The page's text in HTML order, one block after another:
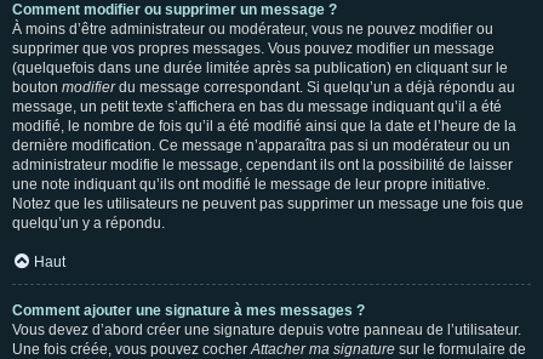
Comment modifier ou supprimer un message ?
À moins d’être administrateur ou modérateur, vous ne pouvez modifier ou
supprimer que vos propres messages. Vous pouvez modifier un message
(quelquefois dans une durée limitée après sa publication) en cliquant sur le
bouton modifierdu message correspondant. Si quelqu’un a déjà répondu au
message, un petit texte s’affichera en bas du message indiquant qu’il a été
modifié, le nombre de fois qu’il a été modifié ainsi que la date et l’heure de la
dernière modification. Ce message n’apparaîtra pas si un modérateur ou un
administrateur modifie le message, cependant ils ont la possibilité de laisser
une note indiquant qu’ils ont modifié le message de leur propre initiative.
Notez que les utilisateurs ne peuvent pas supprimer un message une fois que
quelqu’un y a répondu.
Haut
Comment ajouter une signature à mes messages ?
Vous devez d’abord créer une signature depuis votre panneau de l’utilisateur.
Une fois créée, vous pouvez cocherAttacher ma signature sur le formulaire de